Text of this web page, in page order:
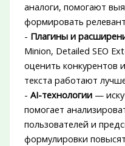
аналоги, помогают
формировать
- Плагины и
Minion, Detailed SEO
оценить конкурентов
текста работают
- AI-технологии—
помогает
пользователей и
формулировки